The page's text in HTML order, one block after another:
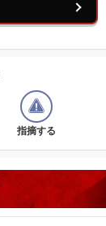
指摘する